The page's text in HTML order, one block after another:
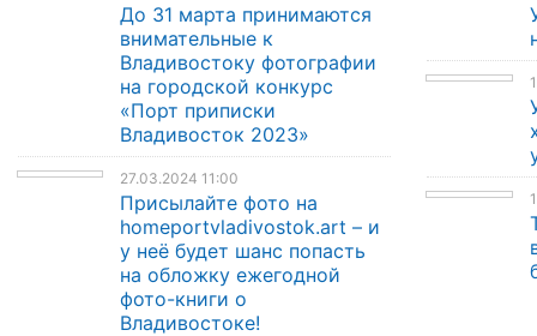
До 31 марта принимаются
внимательные к
Владивостоку фотографии
на городской конкурс
«Порт приписки
Владивосток 2023»
27.03.2024 11:00
Присылайте фото на
homeportvladivostok.art – и
у неё будет шанс попасть
на обложку ежегодной
фото-книги о
Владивостоке!